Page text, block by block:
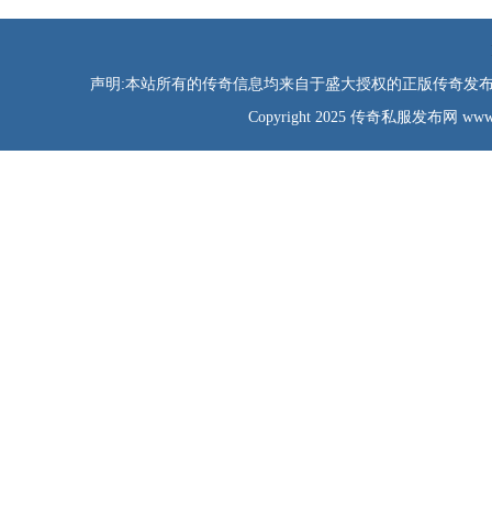
声明:本站所有的传奇信息均来自于盛大授权的正版传奇发
Copyright 2025 传奇私服发布网